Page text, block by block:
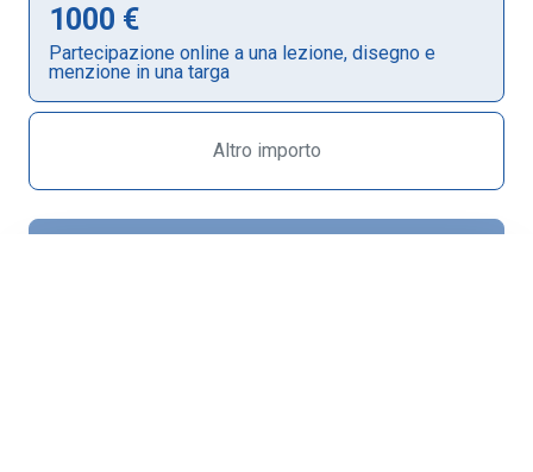
1000 €
Partecipazione online a una lezione, disegno e
menzione in una targa